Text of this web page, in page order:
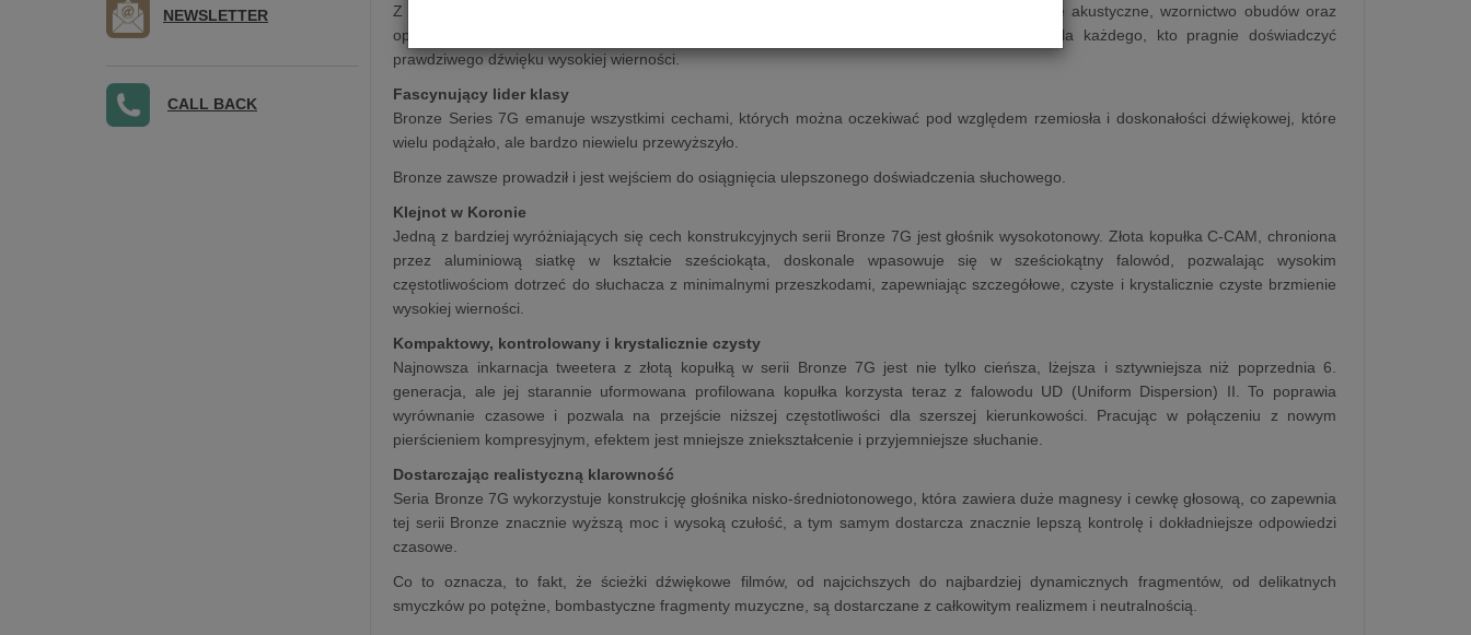
Z pięcioma starannie zaprojektowanymi modelami, seria Bronze 7G oferuje nowe technologie akustyczne, wzornictwo obudów oraz
opcje stereo i AV. Będzie nadal umacniać swoją reputację jako właściwy punkt wyjścia dla każdego, kto pragnie doświadczyć
prawdziwego dźwięku wysokiej wierności.
Fascynujący lider klasy
Bronze Series 7G emanuje wszystkimi cechami, których można oczekiwać pod względem rzemiosła i doskonałości dźwiękowej, które
wielu podążało, ale bardzo niewielu przewyższyło.
Bronze zawsze prowadził i jest wejściem do osiągnięcia ulepszonego doświadczenia słuchowego.
Klejnot w Koronie
Jedną z bardziej wyróżniających się cech konstrukcyjnych serii Bronze 7G jest głośnik wysokotonowy. Złota kopułka C-CAM, chroniona
przez aluminiową siatkę w kształcie sześciokąta, doskonale wpasowuje się w sześciokątny falowód, pozwalając wysokim
częstotliwościom dotrzeć do słuchacza z minimalnymi przeszkodami, zapewniając szczegółowe, czyste i krystalicznie czyste brzmienie
wysokiej wierności.
Kompaktowy, kontrolowany i krystalicznie czysty
Najnowsza inkarnacja tweetera z złotą kopułką w serii Bronze 7G jest nie tylko cieńsza, lżejsza i sztywniejsza niż poprzednia 6.
generacja, ale jej starannie uformowana profilowana kopułka korzysta teraz z falowodu UD (Uniform Dispersion) II. To poprawia
wyrównanie czasowe i pozwala na przejście niższej częstotliwości dla szerszej kierunkowości. Pracując w połączeniu z nowym
pierścieniem kompresyjnym, efektem jest mniejsze zniekształcenie i przyjemniejsze słuchanie.
Dostarczając realistyczną klarowność
Seria Bronze 7G wykorzystuje konstrukcję głośnika nisko-średniotonowego, która zawiera duże magnesy i cewkę głosową, co zapewnia
tej serii Bronze znacznie wyższą moc i wysoką czułość, a tym samym dostarcza znacznie lepszą kontrolę i dokładniejsze odpowiedzi
czasowe.
Co to oznacza, to fakt, że ścieżki dźwiękowe filmów, od najcichszych do najbardziej dynamicznych fragmentów, od delikatnych
smyczków po potężne, bombastyczne fragmenty muzyczne, są dostarczane z całkowitym realizmem i neutralnością.
NEWSLETTER
CALL BACK